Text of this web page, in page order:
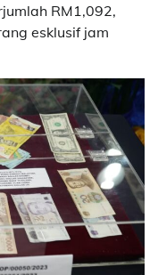
RM1,092,
esklusif jam